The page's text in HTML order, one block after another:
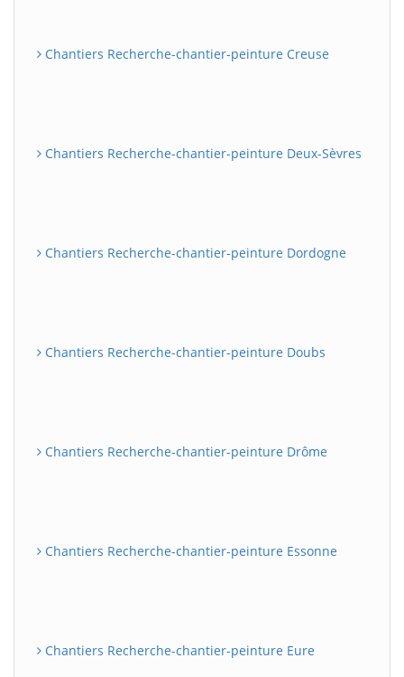
Chantiers Recherche-chantier-peinture Creuse
Chantiers Recherche-chantier-peinture Deux-Sèvres
Chantiers Recherche-chantier-peinture Dordogne
Chantiers Recherche-chantier-peinture Doubs
Chantiers Recherche-chantier-peinture Drôme
Chantiers Recherche-chantier-peinture Essonne
Chantiers Recherche-chantier-peinture Eure